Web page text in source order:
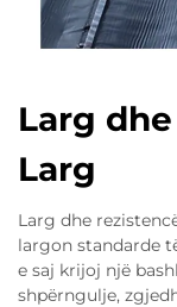
Larg
Larg
Larg dhe
largon standarde
e saj krijoj një
shpërngulje,